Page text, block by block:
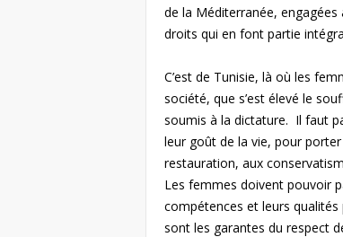
de la Méditerranée,
droits qui en font partie
C’est de Tunisie, là où les
société, que s’est élevé le
soumis à la dictature. Il faut
leur goût de la vie, pour
restauration, aux
Les femmes doivent pouvoir
compétences et leurs qualités
sont les garantes du respect